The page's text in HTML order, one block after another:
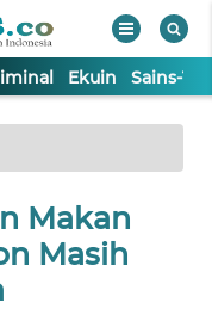
Ekuin Sains-
Makan
Masih